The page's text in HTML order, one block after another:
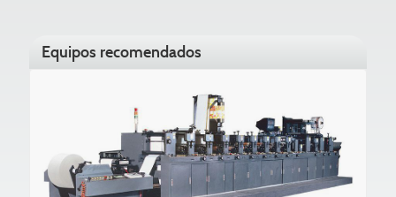
Equipos recomendados